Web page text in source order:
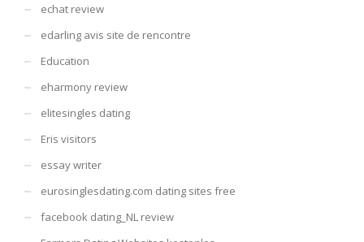
echat review
edarling avis site de rencontre
Education
eharmony review
elitesingles dating
Eris visitors
essay writer
eurosinglesdating.com dating sites free
facebook dating_NL review